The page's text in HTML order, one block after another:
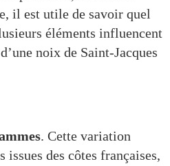
il est utile de savoir quel
éléments influencent
noix de Saint-Jacques
. Cette variation
des côtes françaises,